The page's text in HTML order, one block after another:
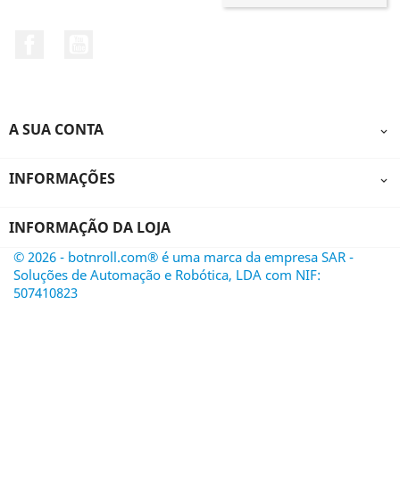
A SUA CONTA 
INFORMAÇÕES 
INFORMAÇÃO DA LOJA
© 2026 - botnroll.com® é uma marca da empresa SAR -
Soluções de Automação e Robótica, LDA com NIF:
507410823